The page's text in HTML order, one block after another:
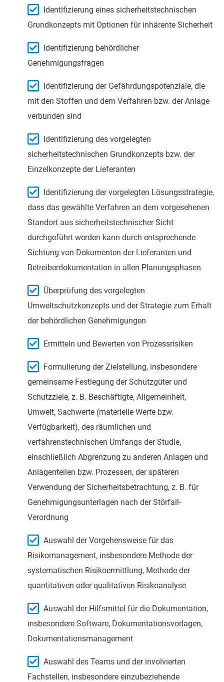
Identifizierung eines sicherheitstechnischen
Grundkonzepts mit Optionen für inhärente Sicherheit
Identifizierung behördlicher
Genehmigungsfragen
Identifizierung der Gefährdungspotenziale, die
mit den Stoffen und dem Verfahren bzw. der Anlage
verbunden sind
Identifizierung des vorgelegten
sicherheitstechnischen Grundkonzepts bzw. der
Einzelkonzepte der Lieferanten
Identifizierung der vorgelegten Lösungsstrategie,
dass das gewählte Verfahren an dem vorgesehenen
Standort aus sicherheitstechnischer Sicht
durchgeführt werden kann durch entsprechende
Sichtung von Dokumenten der Lieferanten und
Betreiberdokumentation in allen Planungsphasen
Überprüfung des vorgelegten
Umweltschutzkonzepts und der Strategie zum Erhalt
der behördlichen Genehmigungen
Ermitteln und Bewerten von Prozessrisiken
Formulierung der Zielstellung, insbesondere
gemeinsame Festlegung der Schutzgüter und
Schutzziele, z. B. Beschäftigte, Allgemeinheit,
Umwelt, Sachwerte (materielle Werte bzw.
Verfügbarkeit), des räumlichen und
verfahrenstechnischen Umfangs der Studie,
einschließlich Abgrenzung zu anderen Anlagen und
Anlagenteilen bzw. Prozessen, der späteren
Verwendung der Sicherheitsbetrachtung, z. B. für
Genehmigungsunterlagen nach der Störfall-
Verordnung
Auswahl der Vorgehensweise für das
Risikomanagement, insbesondere Methode der
systematischen Risikoermittlung, Methode der
quantitativen oder qualitativen Risikoanalyse
Auswahl der Hilfsmittel für die Dokumentation,
insbesondere Software, Dokumentationsvorlagen,
Dokumentationsmanagement
Auswahl des Teams und der involvierten
Fachstellen, insbesondere einzubeziehende